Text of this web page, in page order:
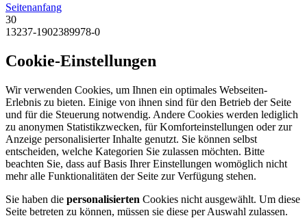
Seitenanfang
30
13237-1902389978-0
Cookie-Einstellungen
Wir verwenden Cookies, um Ihnen ein optimales Webseiten-
Erlebnis zu bieten. Einige von ihnen sind für den Betrieb der Seite
und für die Steuerung notwendig. Andere Cookies werden lediglich
zu anonymen Statistikzwecken, für Komforteinstellungen oder zur
Anzeige personalisierter Inhalte genutzt. Sie können selbst
entscheiden, welche Kategorien Sie zulassen möchten. Bitte
beachten Sie, dass auf Basis Ihrer Einstellungen womöglich nicht
mehr alle Funktionalitäten der Seite zur Verfügung stehen.
Sie haben die personalisierten Cookies nicht ausgewählt. Um diese
Seite betreten zu können, müssen sie diese per Auswahl zulassen.